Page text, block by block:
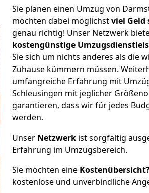
Sie planen einen Umzug von
möchten dabei möglichstviel Geld
genau richtig! Unser Netzwerk
kostengünstige
Sie sich um nichts anderes als die
Zuhause kümmern müssen.
umfangreiche Erfahrung mit
Schleusingen mit jeglicher
garantieren, dass wir für jedes
werden.
Unser Netzwerk ist sorgfältig
Erfahrung im Umzugsbereich.
Sie möchten eine
kostenlose und unverbindliche